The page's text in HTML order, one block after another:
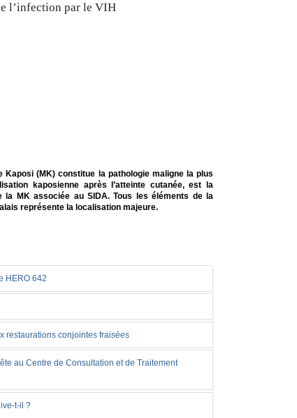
l’infection par le VIH
Kaposi (MK) constitue la pathologie maligne la plus
kaposienne après l’atteinte cutanée, est la
la MK associée au SIDA. Tous les éléments de la
représente la localisation majeure.
HERO 642
restaurations conjointes fraisées
au Centre de Consultation et de Traitement
t-il ?